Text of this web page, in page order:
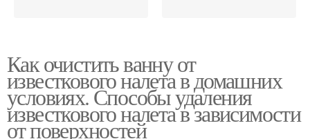
Как очистить ванну от
известкового налета в домашних
условиях. Способы удаления
известкового налета в зависимости
от поверхностей